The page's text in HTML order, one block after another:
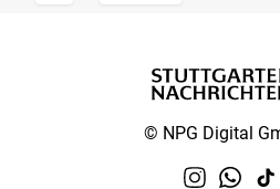
© NPG Digital